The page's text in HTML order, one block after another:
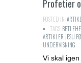
Profetier
POSTED IN:
TAGS:
ARTIKLER,JESU
UNDERVISNING
Vi skal